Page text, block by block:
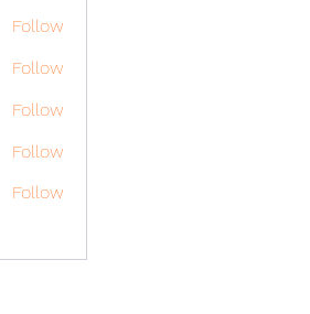
Follow
Follow
Follow
Follow
Follow